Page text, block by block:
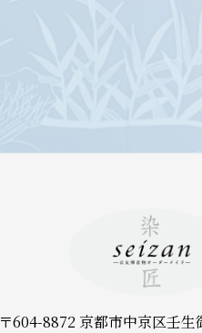
〒604-8872 京都市中京区壬生